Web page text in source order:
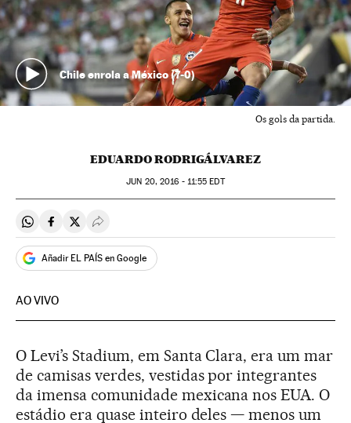
Chile enrola a México (7-0)
Os gols da partida.
EDUARDO RODRIGÁLVAREZ
JUN 20, 2016 - 11:55 EDT
Compartir en Whatsapp
Compartir en Facebook
Compartir en Twitter
Desplegar Redes Sociales
Añadir EL PAÍS en Google
AO VIVO
O Levi’s Stadium, em Santa Clara, era um mar
de camisas verdes, vestidas por integrantes
da imensa comunidade mexicana nos EUA. O
estádio era quase inteiro deles — menos um